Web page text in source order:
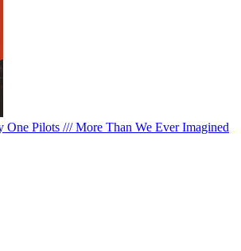
One Pilots /// More Than We Ever Imagined